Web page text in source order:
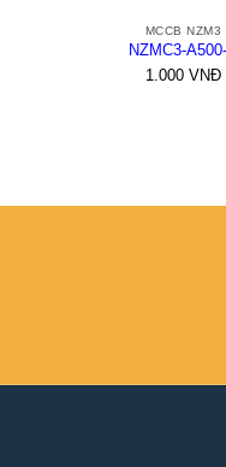
MCCB NZM3
NZMC3-
1.000VNĐ